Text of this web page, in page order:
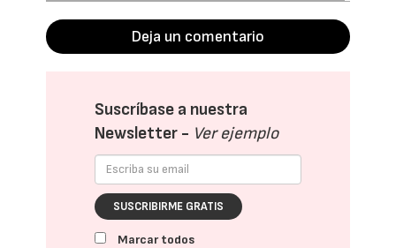
Deja un comentario
Suscríbase a nuestra
Newsletter - Ver ejemplo
SUSCRIBIRME GRATIS
Marcar todos